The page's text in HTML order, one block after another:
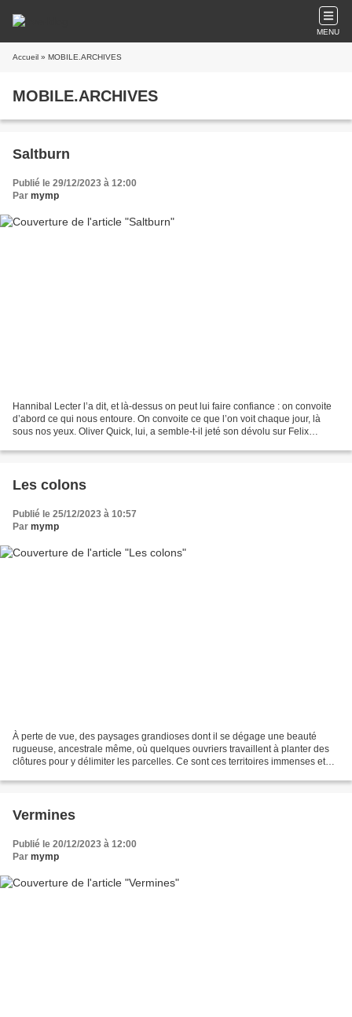
MENU
Accueil » MOBILE.ARCHIVES
MOBILE.ARCHIVES
Saltburn
Publié le 29/12/2023 à 12:00
Par mymp
Hannibal Lecter l’a dit, et là-dessus on peut lui faire confiance : on convoite
d’abord ce qui nous entoure. On convoite ce que l’on voit chaque jour, là
sous nos yeux. Oliver Quick, lui, a semble-t-il jeté son dévolu sur Felix
Les colons
Publié le 25/12/2023 à 10:57
Par mymp
À perte de vue, des paysages grandioses dont il se dégage une beauté
rugueuse, ancestrale même, où quelques ouvriers travaillent à planter des
clôtures pour y délimiter les parcelles. Ce sont ces territoires immenses et
Vermines
Publié le 20/12/2023 à 12:00
Par mymp